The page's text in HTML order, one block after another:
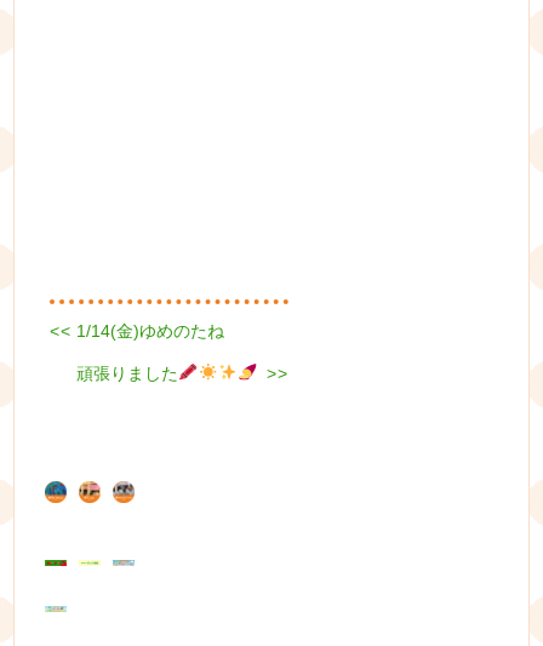
投
稿
ゲ
ー
ョ
Previous
<< 1/14(金)ゆめのたね
Next
頑張りました >>